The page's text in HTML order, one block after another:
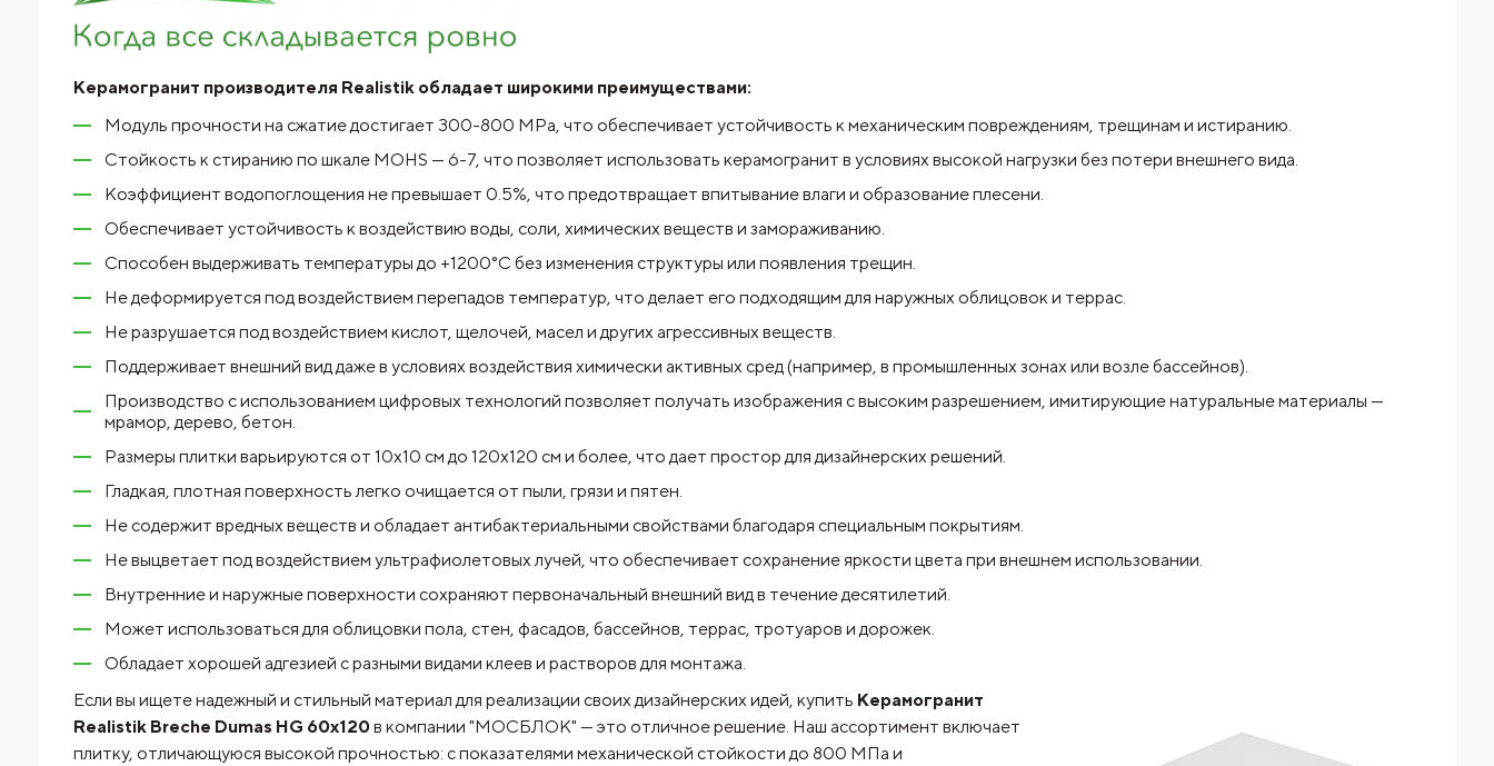
Керамогранит производителя Realistik обладает широкими преимуществами:
Модуль прочности на сжатие достигает 300-800 MPa, что обеспечивает устойчивость к механическим повреждениям, трещинам и истиранию.
Стойкость к стиранию по шкале MOHS — 6-7, что позволяет использовать керамогранит в условиях высокой нагрузки без потери внешнего вида.
Коэффициент водопоглощения не превышает 0.5%, что предотвращает впитывание влаги и образование плесени.
Обеспечивает устойчивость к воздействию воды, соли, химических веществ и замораживанию.
Способен выдерживать температуры до +1200°C без изменения структуры или появления трещин.
Не деформируется под воздействием перепадов температур, что делает его подходящим для наружных облицовок и террас.
Не разрушается под воздействием кислот, щелочей, масел и других агрессивных веществ.
Поддерживает внешний вид даже в условиях воздействия химически активных сред (например, в промышленных зонах или возле бассейнов).
Производство с использованием цифровых технологий позволяет получать изображения с высоким разрешением, имитирующие натуральные материалы —
мрамор, дерево, бетон.
Размеры плитки варьируются от 10х10 см до 120х120 см и более, что дает простор для дизайнерских решений.
Гладкая, плотная поверхность легко очищается от пыли, грязи и пятен.
Не содержит вредных веществ и обладает антибактериальными свойствами благодаря специальным покрытиям.
Не выцветает под воздействием ультрафиолетовых лучей, что обеспечивает сохранение яркости цвета при внешнем использовании.
Внутренние и наружные поверхности сохраняют первоначальный внешний вид в течение десятилетий.
Может использоваться для облицовки пола, стен, фасадов, бассейнов, террас, тротуаров и дорожек.
Обладает хорошей адгезией с разными видами клеев и растворов для монтажа.
Если вы ищете надежный и стильный материал для реализации своих дизайнерских идей, купить Керамогранит
Realistik Breche Dumas HG 60x120в компании "МОСБЛОК" — это отличное решение. Наш ассортимент включает
плитку, отличающуюся высокой прочностью: с показателями механической стойкости до 800 МПа и